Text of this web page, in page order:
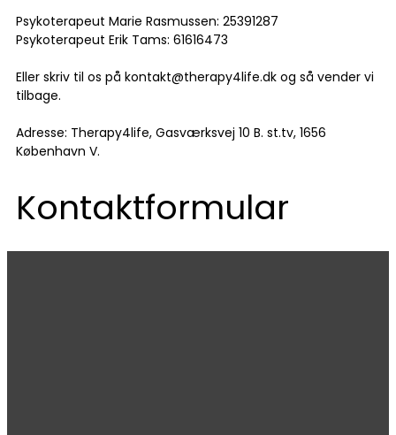
Psykoterapeut Marie Rasmussen: 25391287
Psykoterapeut Erik Tams: 61616473
Eller skriv til os på kontakt@therapy4life.dk og så vender vi
tilbage.
Adresse: Therapy4life, Gasværksvej 10 B. st.tv, 1656
København V.
Kontaktformular